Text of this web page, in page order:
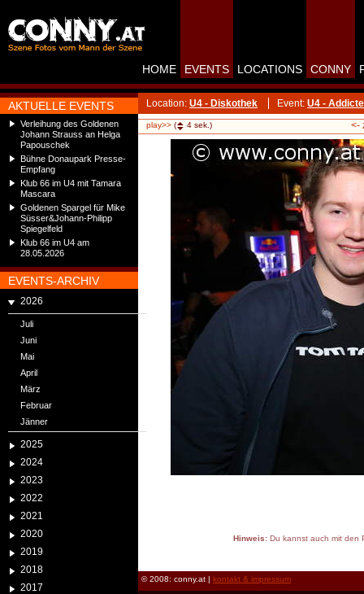
AKTUELLE EVENTS
Verleihung des Goldenen
Johann Strauss an Helga
Papouschek
Bühne Donaupark Presse-
Empfang
Klub 66 im U4 mit Tamara
Mascara
Goldenen Spargel für Mike
Süsser&Johann-Philipp
Spiegelfeld
Klub 66 im U4 am
28.05.2026
EVENTS-ARCHIV
2026
Juli
Juni
Mai
April
März
Februar
Jänner
2025
2024
2023
2022
2021
2020
2019
2018
2017
HOME EVENTS LOCATIONS CONNY
Location: U4 - Diskothek Event: U4 -
play>> ( 4 sek.) <-
Hinweis:Du kannst auch mit den
© 2008: conny.at | kontakt & impressum